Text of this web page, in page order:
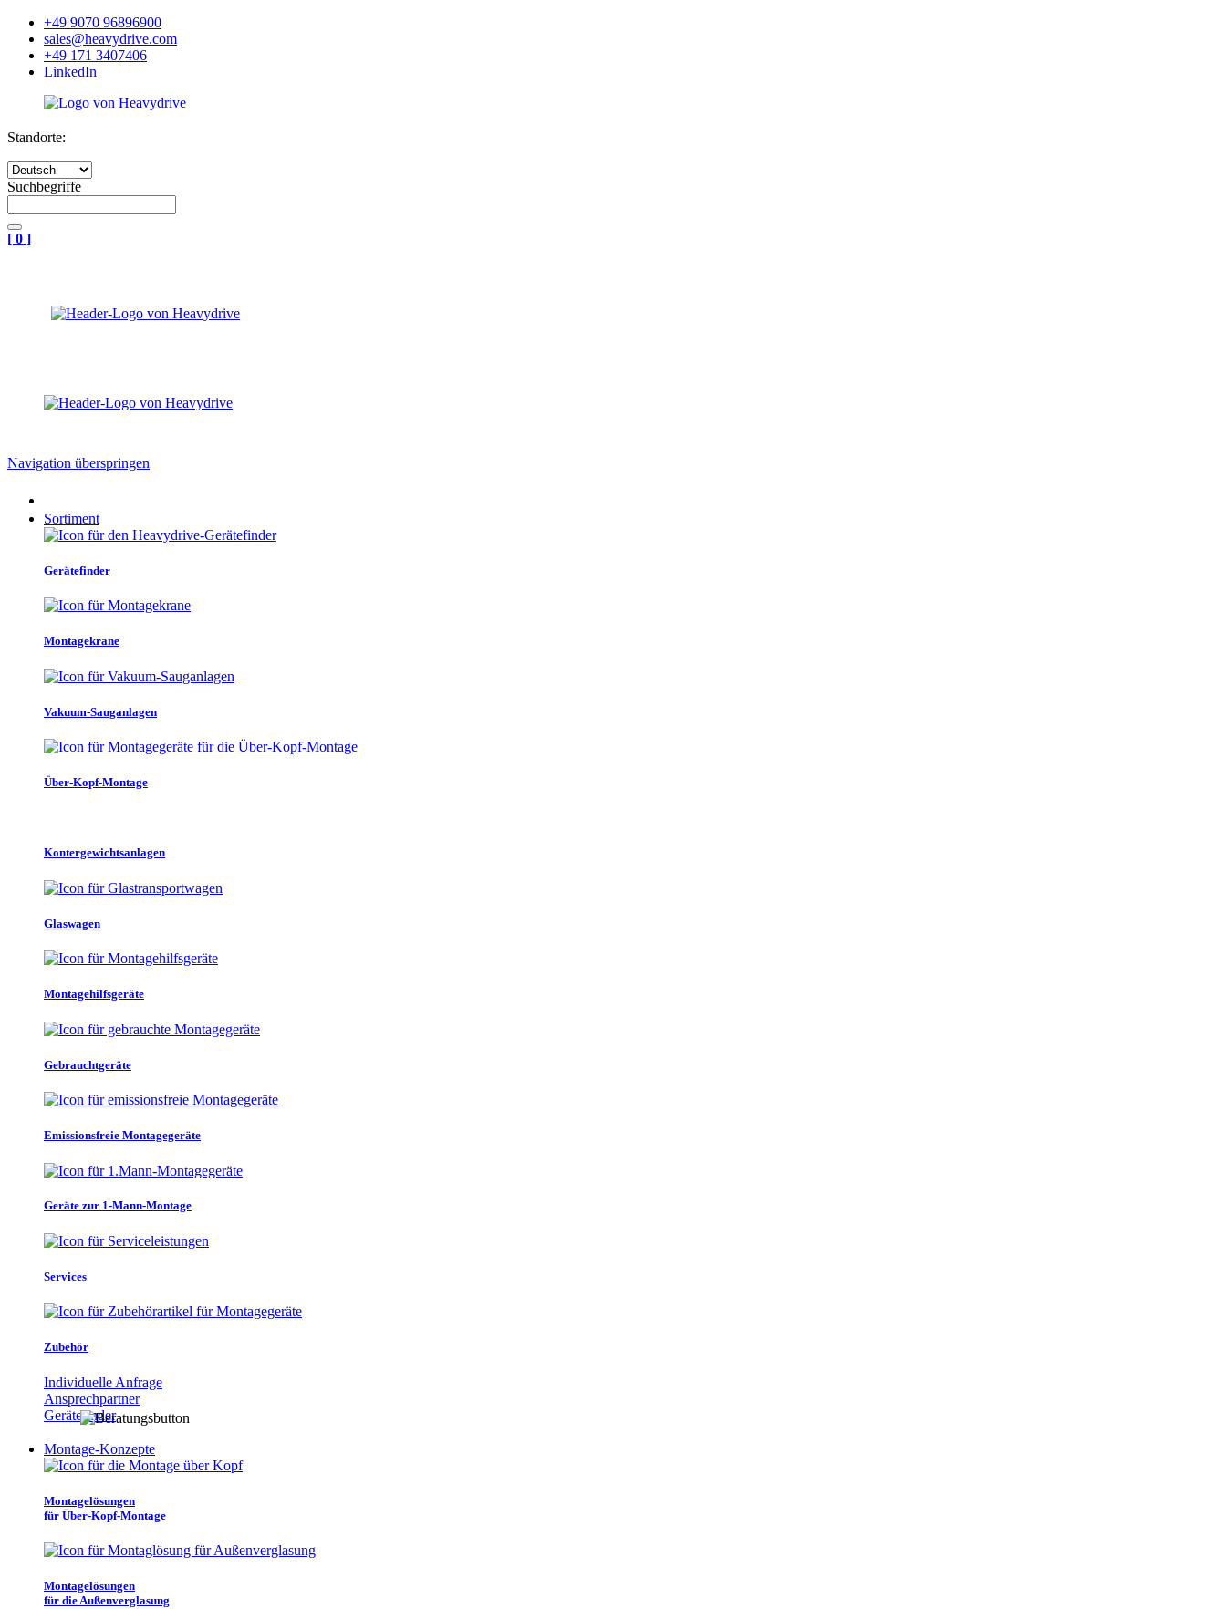
+49 9070 96896900
sales@heavydrive.com
+49 171 3407406
LinkedIn
Standorte:
Suchbegriffe
[ 0 ]
Navigation überspringen
Sortiment
Gerätefinder
Montagekrane
Vakuum-Sauganlagen
Über-Kopf-Montage
Kontergewichtsanlagen
Glaswagen
Montagehilfsgeräte
Gebrauchtgeräte
Emissionsfreie Montagegeräte
Geräte zur 1-Mann-Montage
Services
Zubehör
Individuelle Anfrage
Ansprechpartner
Gerätefinder
Montage-Konzepte
Montagelösungen
für Über-Kopf-Montage
Montagelösungen
für die Außenverglasung